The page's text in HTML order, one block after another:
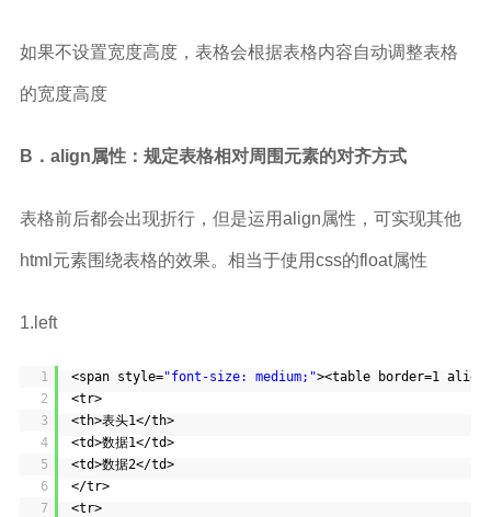
如果不设置宽度高度，表格会根据表格内容自动调整表格
的宽度高度
B．align属性：规定表格相对周围元素的对齐方式
表格前后都会出现折行，但是运用align属性，可实现其他
html元素围绕表格的效果。相当于使用css的float属性
1.left
1
2
3
4
5
6
7
<span style="font-size: medium;"><table border=1
<tr>
<th>表头1</th>
<td>数据1</td>
<td>数据2</td>
</tr>
<tr>